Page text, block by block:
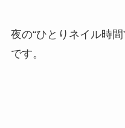
夜の“ひとりネイル時
です。